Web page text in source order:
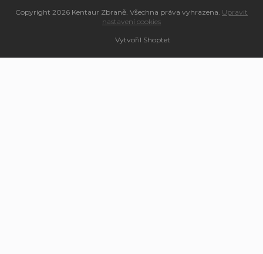
Vytvořil Shoptet
Copyright 2026 Kentaur Zbraně . Všechna práva vyhrazena. Upravit
nastavení cookies